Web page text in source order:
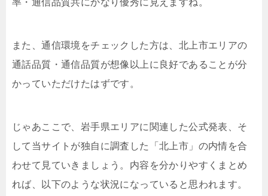
また、通信環境をチェックした方は、北上市エリアの
通話品質・通信品質が想像以上に良好であることが分
かっていただけたはずです。
じゃあここで、岩手県エリアに関連した公式発表、そ
して当サイトが独自に調査した「北上市」の内情を合
わせて見ていきましょう。内容を分かりやすくまとめ
れば、以下のような状況になっていると思われます。